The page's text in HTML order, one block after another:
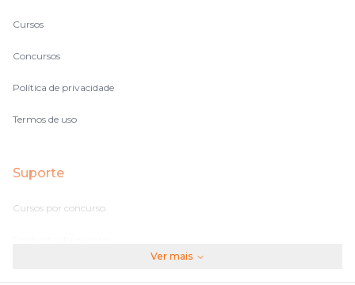
Cursos
Concursos
Política de privacidade
Termos de uso
Suporte
Cursos por concurso
Ver mais